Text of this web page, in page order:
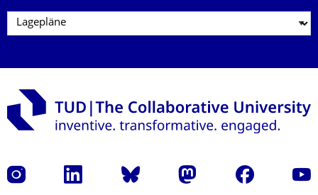
Instagram LinkedIn Bluesky Mastodon Facebook